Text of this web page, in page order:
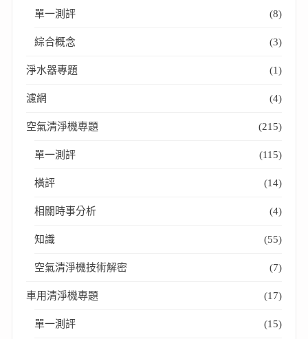
單一測評 (8)
綜合概念 (3)
淨水器專題 (1)
濾網 (4)
空氣清淨機專題 (215)
單一測評 (115)
橫評 (14)
相關時事分析 (4)
知識 (55)
空氣清淨機技術解密 (7)
車用清淨機專題 (17)
單一測評 (15)